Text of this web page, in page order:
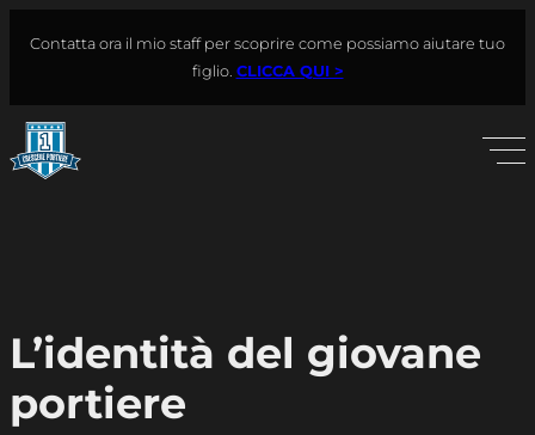
Contatta ora il mio staff per scoprire come possiamo aiutare tuo
figlio. CLICCA QUI >
Cerca
L’identità del giovane
portiere